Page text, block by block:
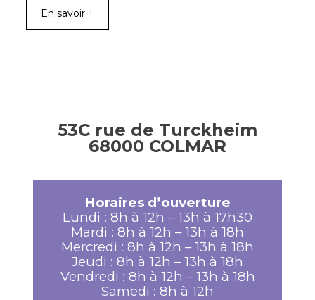
En savoir +
53C rue de Turckheim
68000 COLMAR
Horaires d’ouverture
Lundi : 8h à 12h – 13h à 17h30
Mardi : 8h à 12h – 13h à 18h
Mercredi : 8h à 12h – 13h à 18h
Jeudi : 8h à 12h – 13h à 18h
Vendredi : 8h à 12h – 13h à 18h
Samedi : 8h à 12h